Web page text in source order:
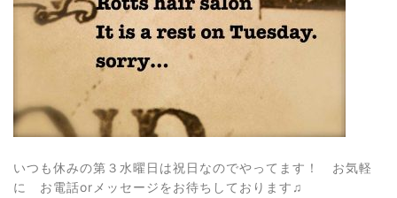
いつも休みの第３水曜日は祝日なのでやってます！ お気軽
に お電話orメッセージをお待ちしております♫